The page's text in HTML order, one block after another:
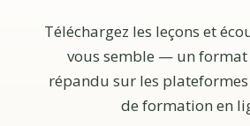
Téléchargez les leçons et
vous semble — un format
répandu sur les
de formation en